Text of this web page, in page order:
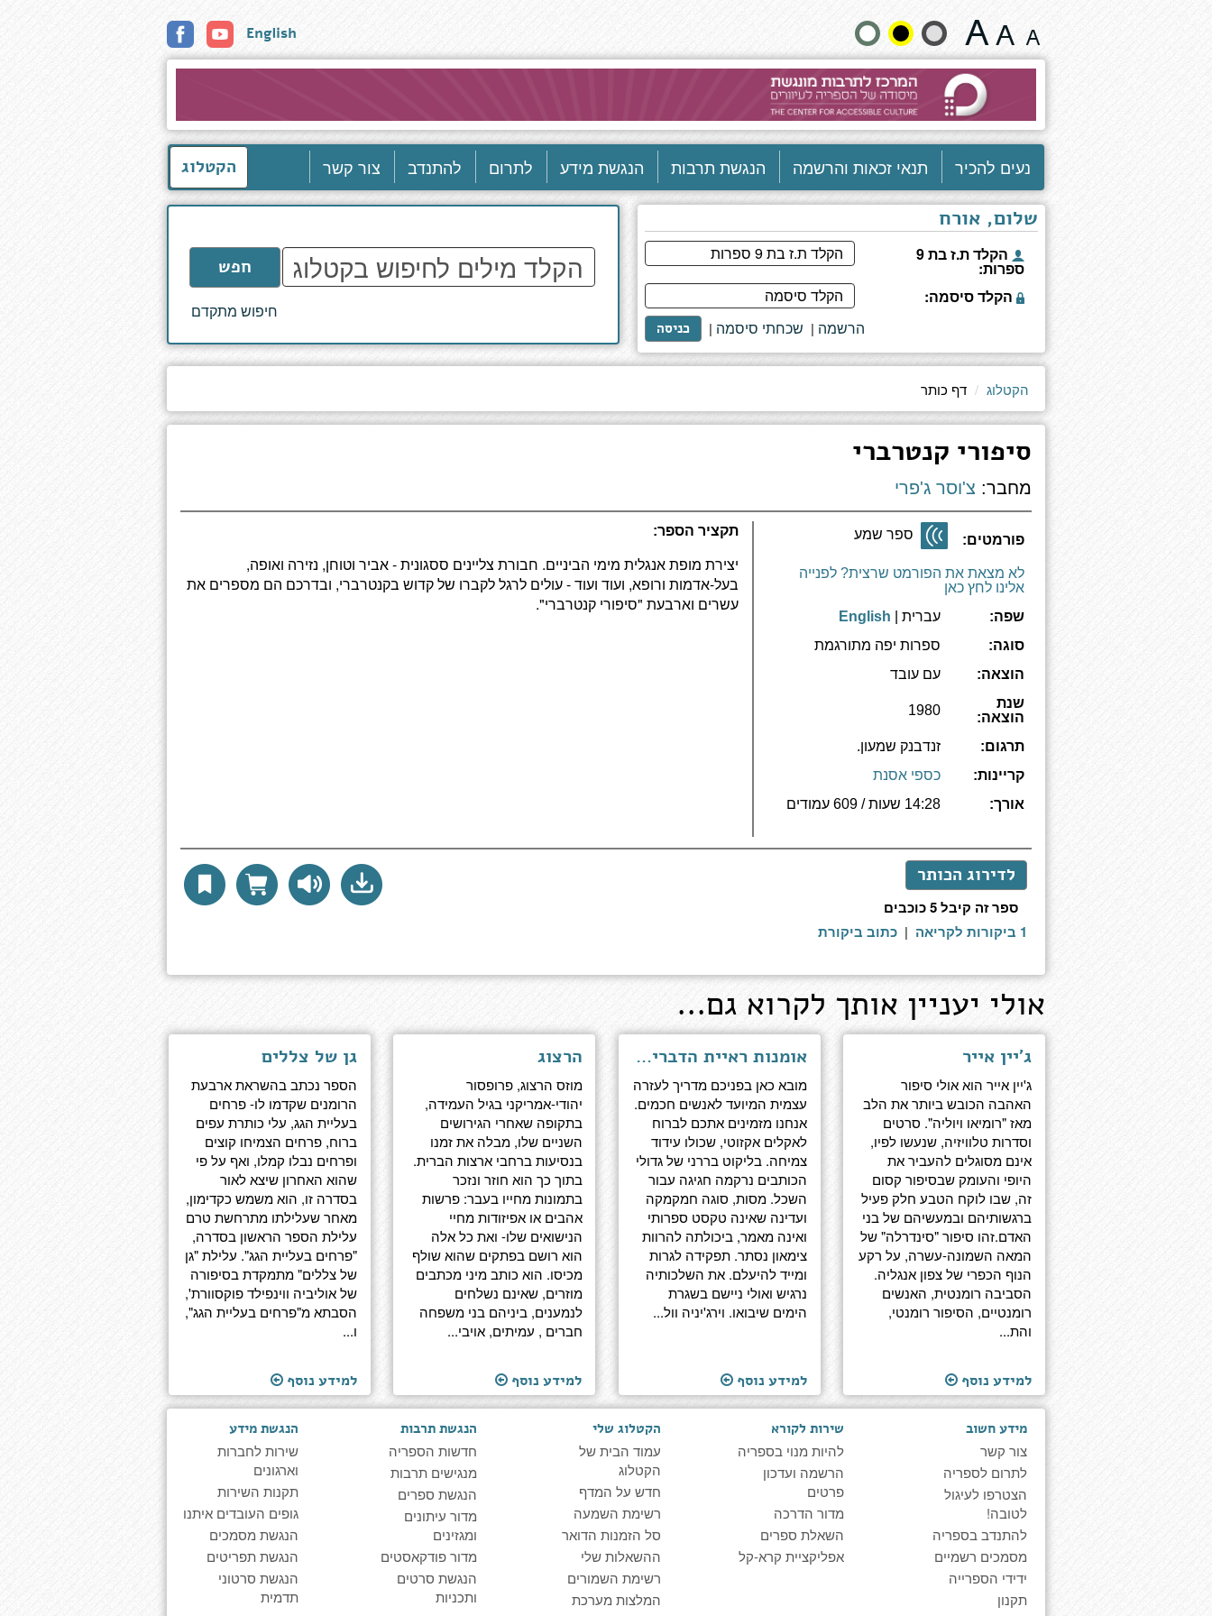
כותר
שנה
גודל
וצבעים:
English
נעים להכיר תנאי זכאות והרשמה הנגשת תרבות הנגשת מידע לתרום להתנדב צור קשר הקטלוג
שלום, אורח
הקלד ת.ז בת 9
ספרות:
הקלד סיסמה:
כניסה | שכחתי סיסמה | הרשמה
הקלד
מילים
לחיפוש
חפש
חיפוש מתקדם
הקטלוג דף כותר
סיפורי קנטרברי
מחבר: צ'וסר ג'פרי
פורמטים: ספר שמע
לא מצאת את הפורמט שרצית? לפנייה
אלינו לחץ כאן
שפה:
עברית | English
סוגה:
ספרות יפה מתורגמת
הוצאה:
עם עובד
שנת
הוצאה:
1980
תרגום:
זנדבנק שמעון.
קריינות:
כספי אסנת
אורך:
14:28 שעות / 609 עמודים
תקציר הספר:
יצירת מופת אנגלית מימי הביניים. חבורת צליינים ססגונית - אביר וטוחן, נזירה ואופה,
בעל-אדמות ורופא, ועוד ועוד - עולים לרגל לקברו של קדוש בקנטרברי, ובדרכם הם מספרים את
עשרים וארבעת "סיפורי קנטרברי".
לדירוג הכותר
ספר זה קיבל 5 כוכבים
1 ביקורות לקריאה
| כתוב ביקורת
אולי יעניין אותך לקרוא גם...
ג'יין אייר
ג'יין אייר הוא אולי סיפור
האהבה הכובש ביותר את הלב
מאז "רומיאו ויוליה". סרטים
וסדרות טלוויזיה, שנעשו לפיו,
אינם מסוגלים להעביר את
היופי והעומק שבסיפור קסום
זה, שבו לוקח הטבע חלק פעיל
ברגשותיהם ובמעשיהם של בני
האדם.זהו סיפור "סינדרלה" של
המאה השמונה-עשרה, על רקע
הנוף הכפרי של צפון אנגליה.
הסביבה רומנטית, האנשים
רומנטיים, הסיפור רומנטי,
והת...
למידע נוסף
אומנות ראיית הדברים - מסות עזרה עצמית עבור חכמים
מובא כאן בפניכם מדריך לעזרה
עצמית המיועד לאנשים חכמים.
אנחנו מזמינים אתכם לברוח
לאקלים אקזוטי, שכולו עידוד
צמיחה. בליקוט בררני של גדולי
הכותבים נרקמה חגיגה עבור
השכל. מסות, סוגה חמקמקה
ועדינה שאינה טקסט ספרותי
ואינה מאמר, ביכולתה להרוות
צימאון נסתר. תפקידה לגרות
ומייד להיעלם. את השלכותיה
נרגיש ואולי ניישם בשגרת
הימים שיבואו. וירג'יניה וול...
למידע נוסף
הרצוג
מוזס הרצוג, פרופסור
יהודי-אמריקני בגיל העמידה,
בתקופה שאחרי הגירושים
השניים שלו, מבלה את זמנו
בנסיעות ברחבי ארצות הברית.
בתוך כך הוא חוזר ונזכר
בתמונות מחייו בעבר: פרשות
אהבים או אפיזודות מחיי
הנישואים שלו- ואת כל אלה
הוא רושם בפתקים שהוא שולף
מכיסו. הוא כותב מיני מכתבים
מוזרים, שאינם נשלחים
לנמענים, ביניהם בני משפחה
חברים , עמיתים, אויבי...
למידע נוסף
גן של צללים
הספר נכתב בהשראת ארבעת
הרומנים שקדמו לו- פרחים
בעליית הגג, עלי כותרת עפים
ברוח, פרחים הצמיחו קוצים
ופרחים נבלו קמלו, ואף על פי
שהוא האחרון שיצא לאור
בסדרה זו, הוא משמש כקדימון,
מאחר שעלילתו מתרחשת טרם
עלילת הספר הראשון בסדרה,
"פרחים בעליית הגג". עלילת "גן
של צללים" מתמקדת בסיפורה
של אוליביה ווינפילד פוקסוורת',
הסבתא מ"פרחים בעליית הגג",
ו...
למידע נוסף
מידע חשוב
צור קשר
לתרום לספריה
הצטרפו לעיגול
לטובה!
להתנדב בספריה
מסמכים רשמיים
ידידי הספרייה
תקנון
שירות לקורא
להיות מנוי בספריה
הרשמה ועדכון
פרטים
מדור הדרכה
השאלת ספרים
אפליקציית קרא-קל
הקטלוג שלי
עמוד הבית של
הקטלוג
חדש על המדף
רשימת השמעה
סל הזמנות הדואר
ההשאלות שלי
רשימת השמורים
המלצות מערכת
הנגשת תרבות
חדשות הספריה
מנגישים תרבות
הנגשת ספרים
מדור עיתונים
ומגזינים
מדור פודקאסטים
הנגשת סרטים
ותכניות
הנגשת מידע
שירות לחברות
וארגונים
תקנות השירות
גופים העובדים איתנו
הנגשת מסמכים
הנגשת תפריטים
הנגשת סרטוני
תדמית